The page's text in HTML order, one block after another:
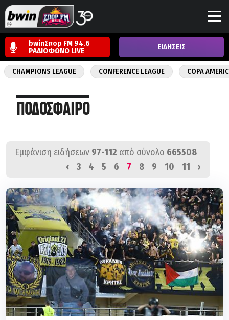
bwinΣπορ FM 94.6
ΡΑΔΙΟΦΩΝΟ LIVE ΕΙΔΗΣΕΙΣ
CHAMPIONS LEAGUE CONFERENCE LEAGUE COPA
ΠΟΔΟΣΦΑΙΡΟ
Εμφάνιση ειδήσεων 97-112 από σύνολο 665508
‹
3 4 5 6 7 8 9 10 11 ›